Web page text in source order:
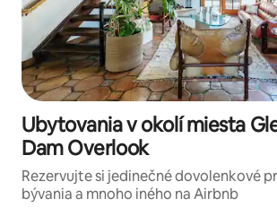
Ubytovania v okolí miesta
Dam Overlook
Rezervujte si jedinečné dovolenkové
bývania a mnoho iného na Airbnb